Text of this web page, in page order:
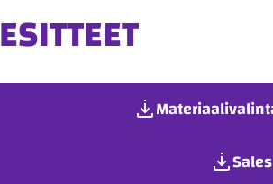
ESITTEET